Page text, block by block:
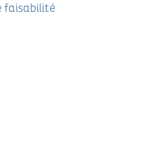
faisabilité